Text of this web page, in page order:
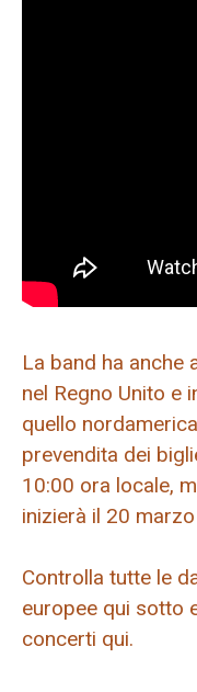
La band ha anche
nel Regno Unito e
quello
prevendita dei
10:00 ora locale,
inizierà il 20
Controlla tutte le
europee qui sotto
concerti qui.